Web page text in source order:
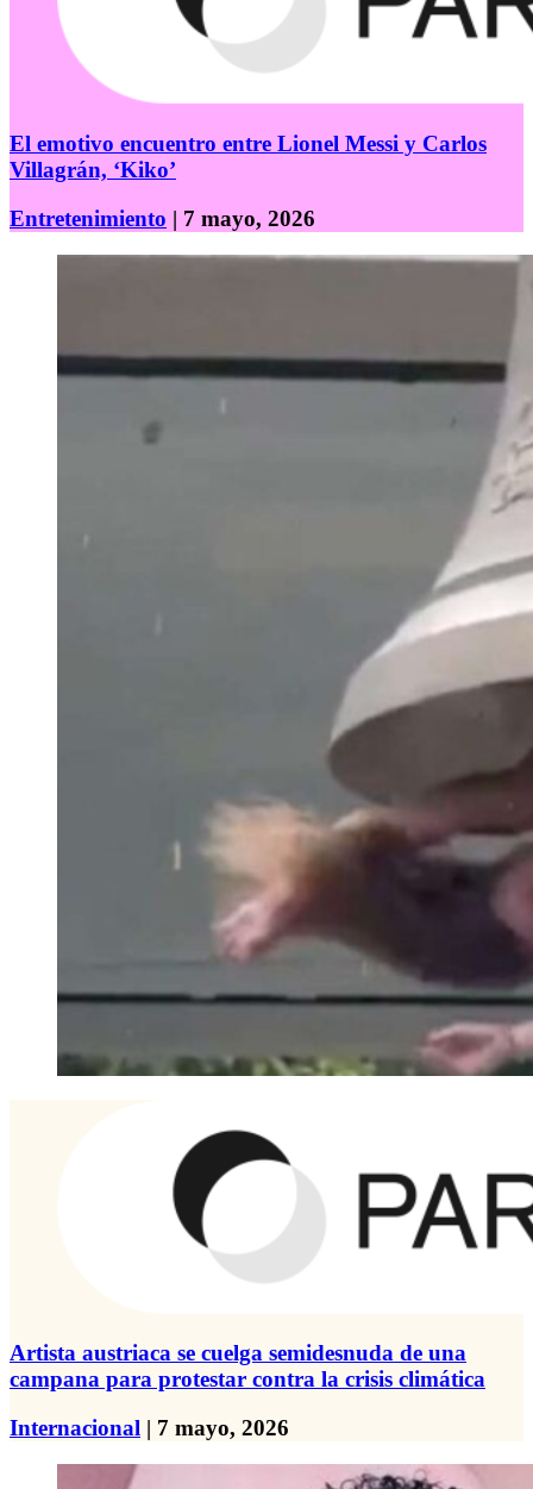
El emotivo encuentro entre Lionel Messi y Carlos
Villagrán, ‘Kiko’
Entretenimiento | 7 mayo, 2026
Artista austriaca se cuelga semidesnuda de una
campana para protestar contra la crisis climática
Internacional | 7 mayo, 2026